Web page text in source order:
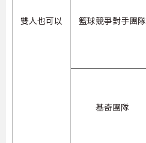
雙人也可以 籃球競爭對手團隊
基奇團隊